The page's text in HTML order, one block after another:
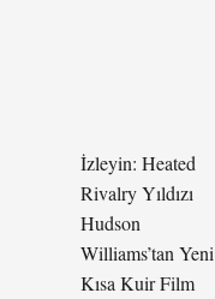
İzleyin: Heated
Rivalry Yıldızı
Hudson
Williams’tan Yeni
Kısa Kuir Film